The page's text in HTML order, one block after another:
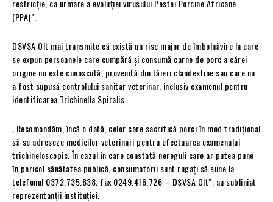
restricție, ca urmare a evoluției virusului Pestei Porcine Africane
(PPA)”.
DSVSA Olt mai transmite că există un risc major de îmbolnăvire la care
se expun persoanele care cumpără şi consumă carne de porc a cărei
origine nu este cunoscută, provenită din tăieri clandestine sau care nu
a fost supusă controlului sanitar veterinar, inclusiv examenul pentru
identificarea Trichinella Spiralis.
„Recomandăm, încă o dată, celor care sacrifică porci în mod tradiţional
să se adreseze medicilor veterinari pentru efectuarea examenului
trichineloscopic. În cazul în care constată nereguli care ar putea pune
în pericol sănătatea publică, consumatorii sunt rugaţi să sune la
telefonul 0372.735.838; fax 0249.416.726 – DSVSA Olt”, au subliniat
reprezentanții instituției.